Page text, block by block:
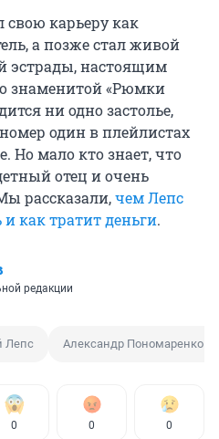
карьеру как
а позже стал живой
эстрады, настоящим
знаменитой «Рюмки
ни одно застолье,
один в плейлистах
Но мало кто знает, что
отец и очень
рассказали,чем Лепс
как тратит деньги.
редакции
Лепс Александр Пономаренко
0 0 0